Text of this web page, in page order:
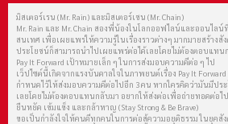
มิสเตอร์เรน (Mr. Rain) และมิสเตอร์เชน (Mr. Chain)
Mr. Rain และ Mr. Chain สองพี่น้องในโลกออฟไลน์และออนไล
สนเทศ เพื่อเผยแพร่ให้ความรู้ในเรื่องราวต่างๆ มากมายสร้างสั
ประโยชน์ก็สามารถนำไปเผยแพร่ต่อได้เลยโดยไม่ต้องตอบแทน
Pay It Forward เป้าหมายเล็ก ๆ ในการส่งมอบความดีต่อ ๆ ไป
เว็ปไซต์นี้เกิดจากแรงบันดาลใจในภาพยนต์เรื่อง Pay It
กำหนดไว้ให้ส่งมอบความดีต่อไปอีก 3 คน หากใครคิดว่ามันมีปร
เลยโดยไม่ต้องตอบแทนกลับมา อยากให้ส่งต่อเพื่อถ่ายทอดต่อไป
ยืนหยัด เข้มแข็ง และกล้าหาญ (Stay Strong & Be Brave)
ขอเป็นกำลังใจให้คนดีทุกคนในการต่อสู้ความอยุติธรรม ในยุค